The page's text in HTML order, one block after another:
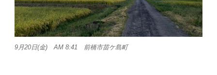
9月20日(金) AM 8:41 前橋市苗ケ島町